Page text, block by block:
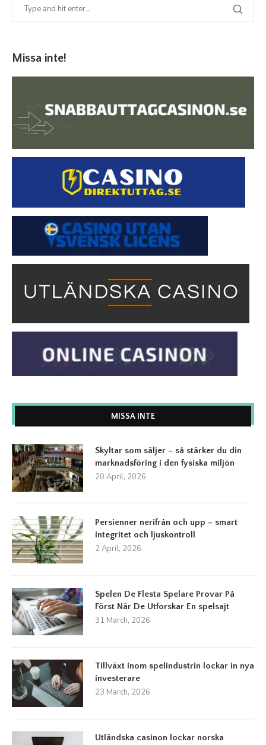
Missa inte!
MISSA INTE
Skyltar som säljer – så stärker du din
marknadsföring i den fysiska miljön
20 April, 2026
Persienner nerifrån och upp – smart
integritet och ljuskontroll
2 April, 2026
Spelen De Flesta Spelare Provar På
Först När De Utforskar En spelsajt
31 March, 2026
Tillväxt inom spelindustrin lockar in nya
investerare
23 March, 2026
Utländska casinon lockar norska